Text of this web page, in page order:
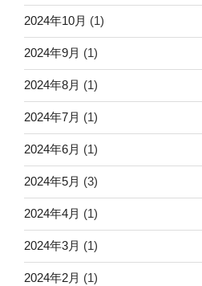
2024年10月 (1)
2024年9月 (1)
2024年8月 (1)
2024年7月 (1)
2024年6月 (1)
2024年5月 (3)
2024年4月 (1)
2024年3月 (1)
2024年2月 (1)